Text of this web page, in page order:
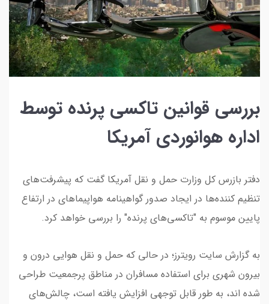
بررسی قوانین تاکسی پرنده توسط
اداره هوانوردی آمریکا
دفتر بازرس کل وزارت حمل و نقل آمریکا گفت که پیشرفت‌های
تنظیم کننده‌ها در ایجاد صدور گواهینامه هواپیما‌های در ارتفاع
پایین موسوم به "تاکسی‌های پرنده" را بررسی خواهد کرد.
به گزارش سایت رویترز؛ در حالی که حمل و نقل هوایی درون و
بیرون شهری برای استفاده مسافران در مناطق پرجمعیت طراحی
شده اند، به طور قابل توجهی افزایش یافته است، چالش‌های